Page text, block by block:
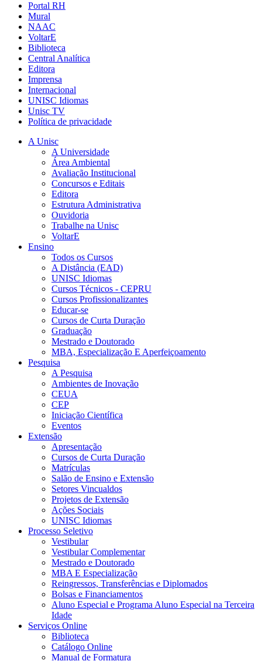
Portal RH
Mural
NAAC
VoltarE
Biblioteca
Central Analítica
Editora
Imprensa
Internacional
UNISC Idiomas
Unisc TV
Política de privacidade
A Unisc
A Universidade
Área Ambiental
Avaliação Institucional
Concursos e Editais
Editora
Estrutura Administrativa
Ouvidoria
Trabalhe na Unisc
VoltarE
Ensino
Todos os Cursos
A Distância (EAD)
UNISC Idiomas
Cursos Técnicos - CEPRU
Cursos Profissionalizantes
Educar-se
Cursos de Curta Duração
Graduação
Mestrado e Doutorado
MBA, Especialização E Aperfeiçoamento
Pesquisa
A Pesquisa
Ambientes de Inovação
CEUA
CEP
Iniciação Científica
Eventos
Extensão
Apresentação
Cursos de Curta Duração
Matrículas
Salão de Ensino e Extensão
Setores Vincualdos
Projetos de Extensão
Ações Sociais
UNISC Idiomas
Processo Seletivo
Vestibular
Vestibular Complementar
Mestrado e Doutorado
MBA E Especialização
Reingressos, Transferências e Diplomados
Bolsas e Financiamentos
Aluno Especial e Programa Aluno Especial na Terceira
Idade
Serviços Online
Biblioteca
Catálogo Online
Manual de Formatura